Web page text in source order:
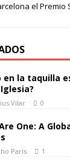
el Premio
en la taquilla
Vilar 0
One: A
París 1